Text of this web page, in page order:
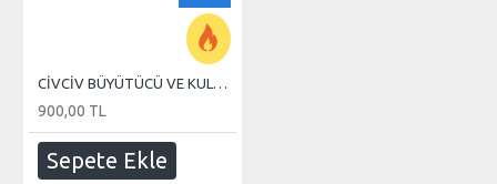
CİVCİV BÜYÜTÜCÜ VE KULUÇKA 110 WATT REZİSTANS
900,00 TL
Sepete Ekle